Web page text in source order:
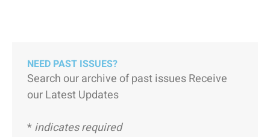
NEED PAST ISSUES?
Search our archive of past issues Receive
our Latest Updates
*indicates required